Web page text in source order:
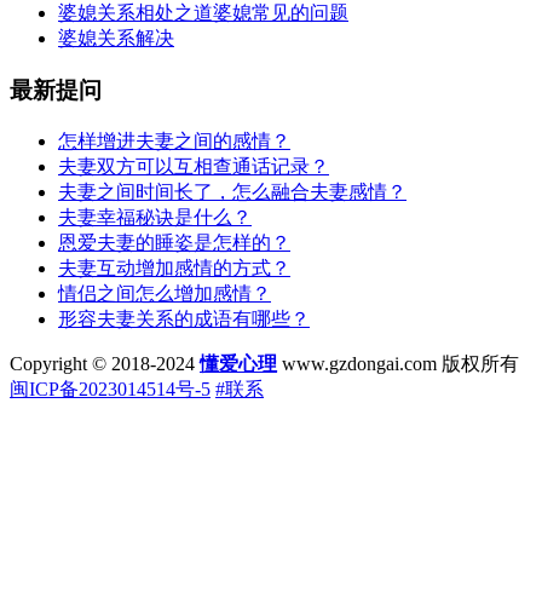
婆媳关系相处之道婆媳常见的问题
婆媳关系解决
最新提问
怎样增进夫妻之间的感情？
夫妻双方可以互相查通话记录？
夫妻之间时间长了，怎么融合夫妻感情？
夫妻幸福秘诀是什么？
恩爱夫妻的睡姿是怎样的？
夫妻互动增加感情的方式？
情侣之间怎么增加感情？
形容夫妻关系的成语有哪些？
Copyright © 2018-2024懂爱心理 www.gzdongai.com 版权所有
闽ICP备2023014514号-5 #联系